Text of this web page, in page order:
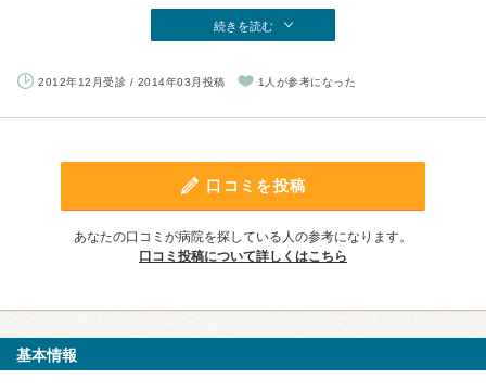
続きを読む
2012年12月受診 / 2014年03月投稿 1人が参考になった
口コミを投稿
あなたの口コミが病院を探している人の参考になります。
口コミ投稿について詳しくはこちら
基本情報